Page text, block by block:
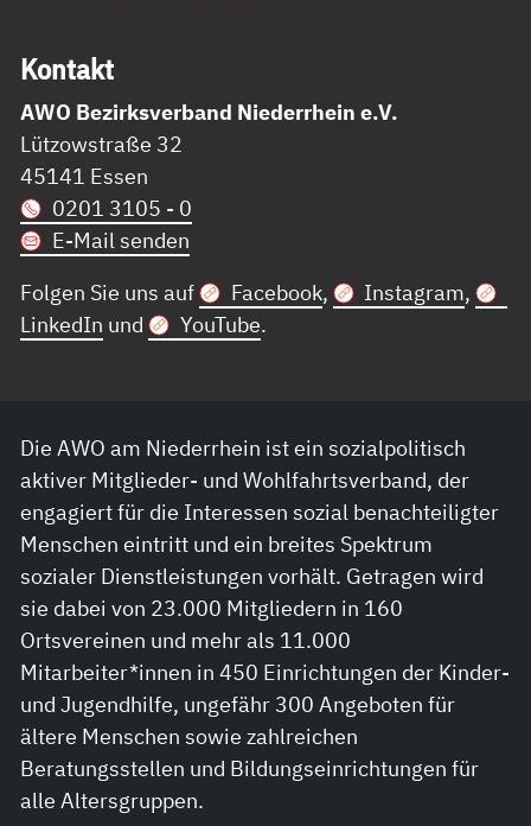
Kon­takt
AWO Bezirksverband Niederrhein e.V.
Lützowstraße 32
45141 Essen
0201 3105 - 0
E-Mail senden
Folgen Sie uns auf
Facebook, Instagram,
LinkedIn und YouTube.
Die AWO am Niederrhein ist ein sozialpolitisch
aktiver Mitglieder- und Wohlfahrtsverband, der
engagiert für die Interessen sozial benachteiligter
Menschen eintritt und ein breites Spektrum
sozialer Dienstleistungen vorhält. Getragen wird
sie dabei von 23.000 Mitgliedern in 160
Ortsvereinen und mehr als 11.000
Mitarbeiter*innen in 450 Einrichtungen der Kinder-
und Jugendhilfe, ungefähr 300 Angeboten für
ältere Menschen sowie zahlreichen
Beratungsstellen und Bildungseinrichtungen für
alle Altersgruppen.